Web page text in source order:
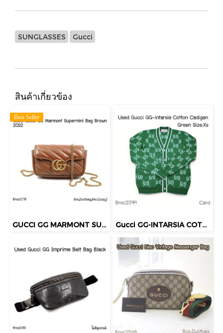
SUNGLASSES Gucci
สินค้าเกี่ยวข้อง
Best Seller
GUCCI GG MARMONT SUPERMINI BAG BROWN 2022 Gucci GG-INTARSIA COTTON CADIGAN GREEN SIZE.XS